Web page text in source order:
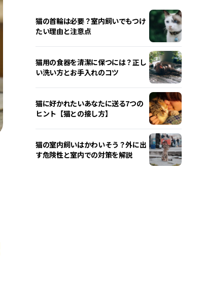
猫の首輪は必要？室内飼いでもつけ
たい理由と注意点
猫用の食器を清潔に保つには？正し
い洗い方とお手入れのコツ
猫に好かれたいあなたに送る7つの
ヒント【猫との接し方】
猫の室内飼いはかわいそう？外に出
す危険性と室内での対策を解説